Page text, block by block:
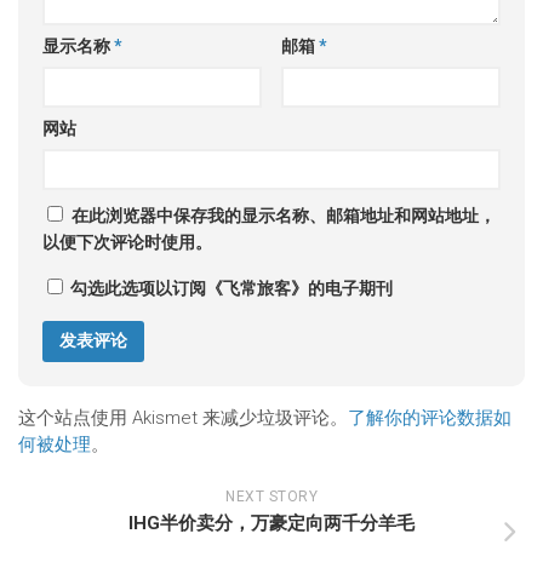
显示名称* 邮箱*
网站
在此浏览器中保存我的显示名称、邮箱地址和网站地址，
以便下次评论时使用。
勾选此选项以订阅《飞常旅客》的电子期刊
这个站点使用 Akismet 来减少垃圾评论。 了解你的评论数据如
何被处理。
NEXT STORY
IHG半价卖分，万豪定向两千分羊毛